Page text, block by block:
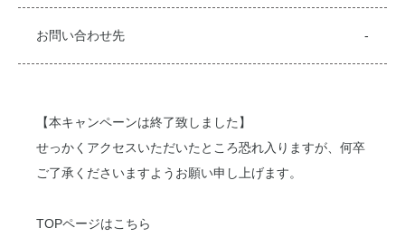
お問い合わせ先 -
【本キャンペーンは終了致しました】
せっかくアクセスいただいたところ恐れ入りますが、何卒
ご了承くださいますようお願い申し上げます。
TOPページはこちら